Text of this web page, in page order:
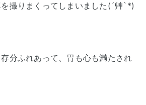
撮りまくってしまいました(´艸`*)
分ふれあって、胃も心も満たされ